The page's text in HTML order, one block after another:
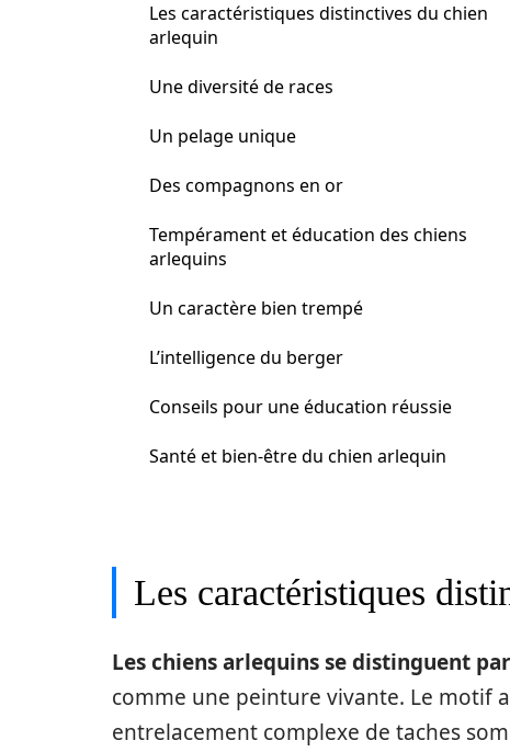
Les caractéristiques distinctives du chien
arlequin
Une diversité de races
Un pelage unique
Des compagnons en or
Tempérament et éducation des chiens
arlequins
Un caractère bien trempé
L’intelligence du berger
Conseils pour une éducation réussie
Santé et bien-être du chien arlequin
Les caractéristiques
Les chiens arlequins se distinguent
comme une peinture vivante. Le motif
entrelacement complexe de taches